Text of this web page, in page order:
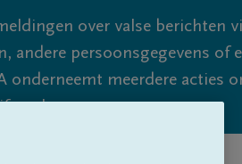
over valse berichten
andere persoonsgegevens of
meerdere acties
waakzaam.